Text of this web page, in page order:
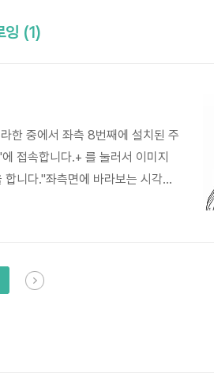
잉 (1)
한 중에서 좌측 8번째에 설치된 주
접속합니다.+ 를 눌러서 이미지
니다."좌측면에 바라보는 시각으
로잉 스타일로 생성해줘""뒷면
을 해보세요.90도와 정면과 우측